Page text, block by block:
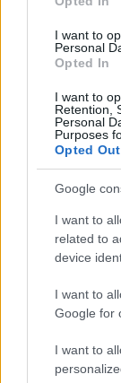
I want to
Personal
Opted In
I want to
Retention,
Personal
Purposes
Opted Out
Google
I want to
related to
device
I want to
Google for
I want to
regolatorie.0
Cosa
contesto?
automatico
testi,
contenuti
chiaramente
queste
rallentare
per
regolatorie.1
Parole
creatività